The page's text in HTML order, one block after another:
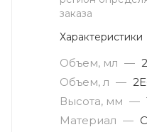
заказа
Характеристики
Объем, мл — 2
Объем, л —
Высота, мм —
Материал —